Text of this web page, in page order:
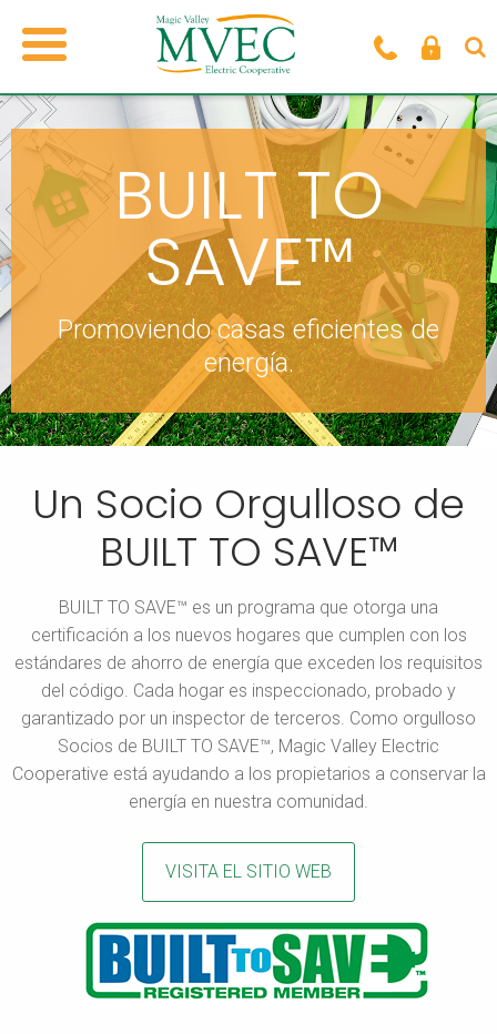
BUILT TO
SAVE™
Promoviendo casas eficientes de
energía.
Un Socio Orgulloso de
BUILT TO SAVE™
BUILT TO SAVE™ es un programa que otorga una
certificación a los nuevos hogares que cumplen con los
estándares de ahorro de energía que exceden los requisitos
del código. Cada hogar es inspeccionado, probado y
garantizado por un inspector de terceros. Como orgulloso
Socios de BUILT TO SAVE™, Magic Valley Electric
Cooperative está ayudando a los propietarios a conservar la
energía en nuestra comunidad.
VISITA EL SITIO WEB